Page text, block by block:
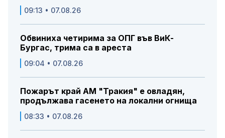
09:13 • 07.08.26
Обвиниха четирима за ОПГ във ВиК-
Бургас, трима са в ареста
09:04 • 07.08.26
Пожарът край АМ "Тракия" е овладян,
продължава гасенето на локални огнища
08:33 • 07.08.26